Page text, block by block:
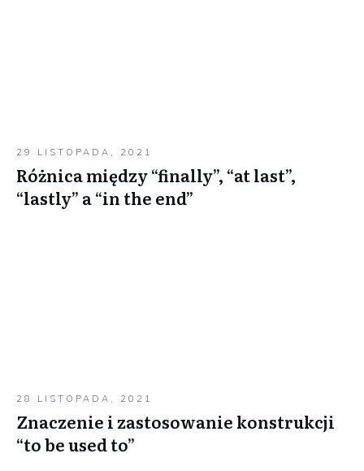
29 LISTOPADA, 2021
Różnica między “finally”, “at last”,
“lastly” a “in the end”
28 LISTOPADA, 2021
Znaczenie i zastosowanie konstrukcji
“to be used to”